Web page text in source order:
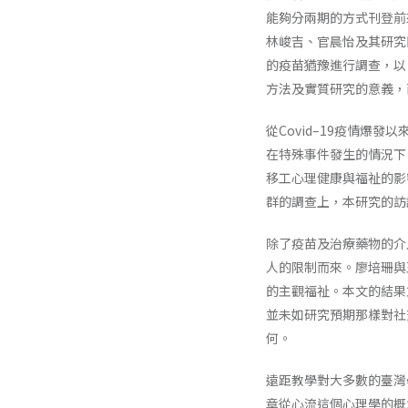
能夠分兩期的方式刊登
林峻吉、官晨怡及其研
的疫苗猶豫進行調查，
方法及實質研究的意義
從Covid–19疫情爆發以
在特殊事件發生的情況
移工心理健康與福祉的
群的調查上，本研究的
除了疫苗及治療藥物的
人的限制而來。廖培珊
的主觀福祉。本文的結
並未如研究預期那樣對
何。
遠距教學對大多數的臺
章從心流這個心理學的